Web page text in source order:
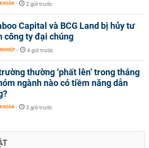
- 2 giờ trước
Capital và BCG Land bị hủy tư
công ty đại chúng
- 4 giờ trước
thường ‘phất lên’ trong tháng
ngành nào có tiềm năng dẫn
- 3 giờ trước